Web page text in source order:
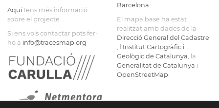
Aquítens més informació
sobre el projecte
Si ens vols contactar pots fer-
ho a info@tracesmap.org
Barcelona
El mapa base ha estat
realitzat amb dades de la
Direcció General del Cadastre
, l'Institut Cartogràfic i
Geològic de Catalunya , la
Generalitat de Catalunya i
OpenStreetMap